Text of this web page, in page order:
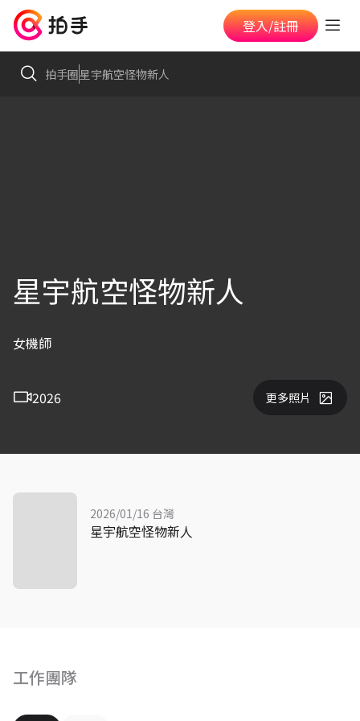
登入/註冊
拍手圈星宇航空怪物新人
星宇航空怪物新人
女機師
2026 更多照片
工作團隊
2026/01/16 台灣
星宇航空怪物新人